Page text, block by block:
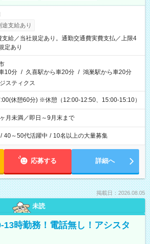
支給あり
支給／当社規定あり。通勤交通費実費支払／上限4
定あり
10分 / 久喜駅から車20分 / 鴻巣駅から車20分
スティクス
休憩60分) ※休憩（12:00-12:50、15:00-15:10）
月未満／即日～9月末まで
/ 40～50代活躍中 / 10名以上の大量募集
応募する 詳細へ
掲載日：2026.08.05
未読
13時勤務！電話無し！アシスタ